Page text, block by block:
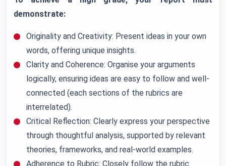
demonstrate:
Originality and Creativity: Present ideas in your own
words, offering unique insights.
Clarity and Coherence: Organise your arguments
logically, ensuring ideas are easy to follow and well-
connected (each sections of the rubrics are
interrelated).
Critical Reflection: Clearly express your perspective
through thoughtful analysis, supported by relevant
theories, frameworks, and real-world examples.
Adherence to Rubric: Closely follow the rubric